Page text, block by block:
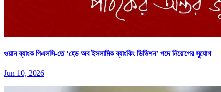
ওয়ান ব্যাংক পিএলসি-তে ‘হেড অব ইসলামিক ব্যাংকিং ডিভিশন’ পদে নিয়োগের সুযোগ
Jun 10, 2026